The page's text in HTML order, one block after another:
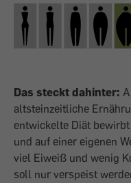
Das steckt dahinter:
altsteinzeitliche
entwickelte Diät
und auf einer eigenen
viel Eiweiß und wenig
soll nur verspeist